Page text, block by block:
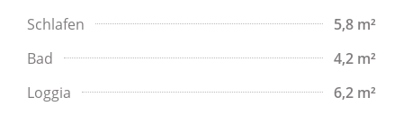
Schlafen
5,8 m²
Bad
4,2 m²
Loggia
6,2 m²